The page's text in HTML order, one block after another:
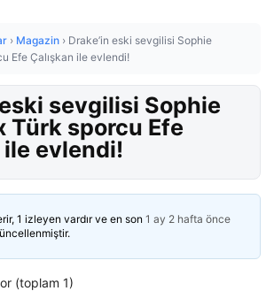
› Magazin › Drake’in eski sevgilisi Sophie
Efe Çalışkan ile evlendi!
sevgilisi Sophie
Türk sporcu Efe
ile evlendi!
1 izleyen vardır ve en son 1 ay 2 hafta önce
(toplam 1)